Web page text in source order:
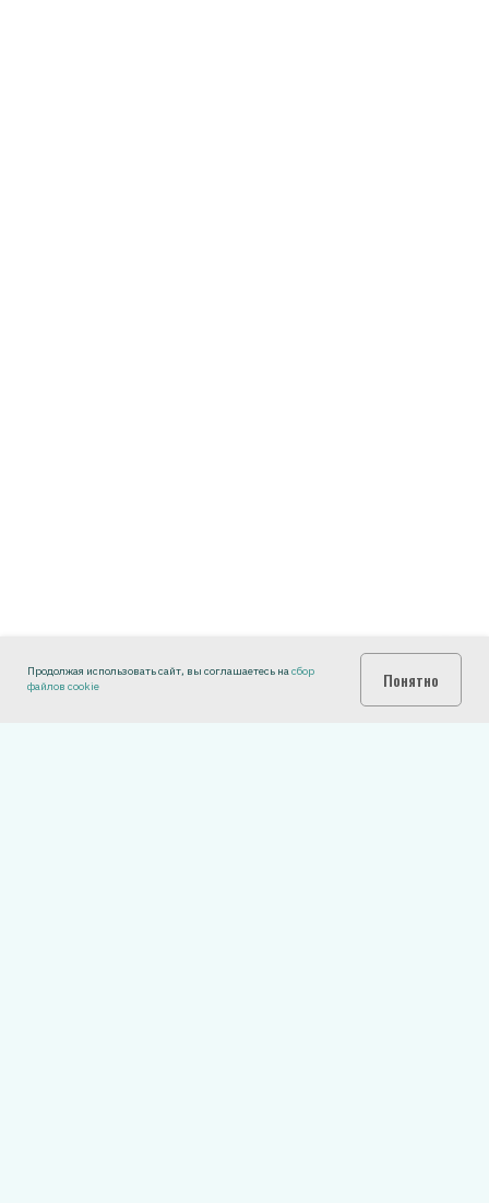
Продолжая использовать сайт, вы соглашаетесь насбор
файлов cookie
Понятно